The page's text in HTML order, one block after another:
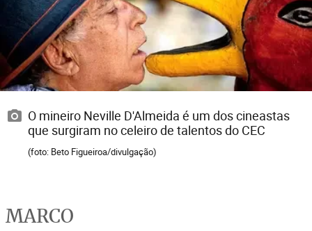
O mineiro Neville D'Almeida é um dos cineastas
que surgiram no celeiro de talentos do CEC
(foto: Beto Figueiroa/divulgação)
MARCO